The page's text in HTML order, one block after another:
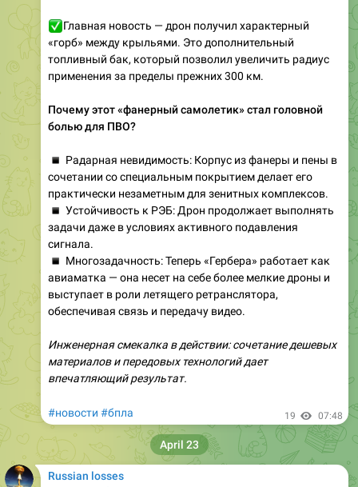
Главная новость — дрон получил характерный
«горб» между крыльями. Это дополнительный
топливный бак, который позволил увеличить радиус
применения за пределы прежних 300 км.
Почему этот «фанерный самолетик» стал головной
болью для ПВО?
Радарная невидимость: Корпус из фанеры и пены в
сочетании со специальным покрытием делает его
практически незаметным для зенитных комплексов.
Устойчивость к РЭБ: Дрон продолжает выполнять
задачи даже в условиях активного подавления
сигнала.
Многозадачность: Теперь «Гербера» работает как
авиаматка — она несет на себе более мелкие дроны и
выступает в роли летящего ретранслятора,
обеспечивая связь и передачу видео.
Инженерная смекалка в действии: сочетание дешевых
материалов и передовых технологий дает
впечатляющий результат.
#новости #бпла 19 07:48
Russian losses
April 23